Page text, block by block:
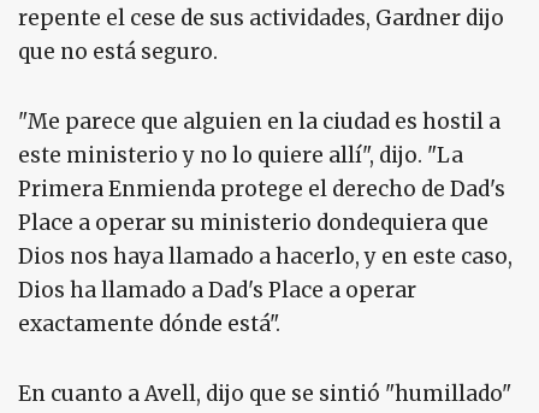
repente el cese de sus actividades, Gardner dijo
que no está seguro.
"Me parece que alguien en la ciudad es hostil a
este ministerio y no lo quiere allí", dijo. "La
Primera Enmienda protege el derecho de Dad's
Place a operar su ministerio dondequiera que
Dios nos haya llamado a hacerlo, y en este caso,
Dios ha llamado a Dad's Place a operar
exactamente dónde está".
En cuanto a Avell, dijo que se sintió "humillado"